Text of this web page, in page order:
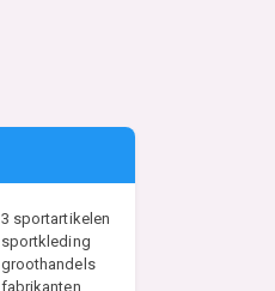
3 sportartikelen
sportkleding
groothandels
fabrikanten